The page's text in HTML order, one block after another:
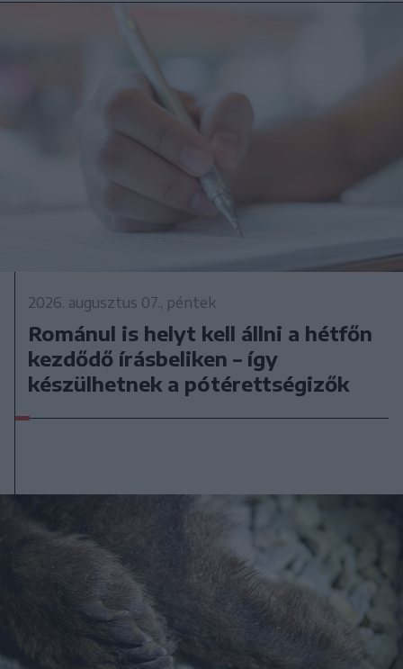
2026. augusztus 07., péntek
Románul is helyt kell állni a hétfőn
kezdődő írásbeliken – így
készülhetnek a pótérettségizők